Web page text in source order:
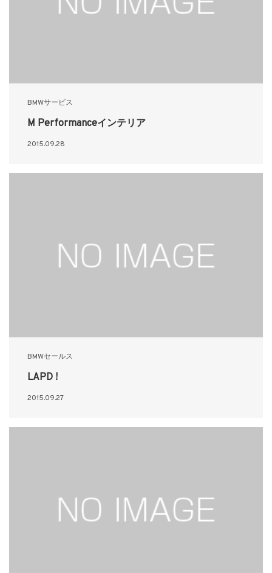
BMWサービス
M Performanceインテリア
2015.09.28
BMWセールス
LAPD !
2015.09.27